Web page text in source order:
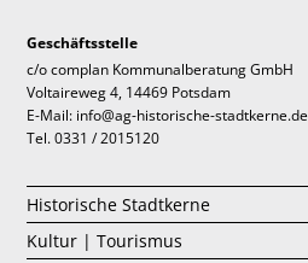
Geschäftsstelle
c/o complan Kommunalberatung GmbH
Voltaireweg 4, 14469 Potsdam
E-Mail: info@ag-historische-stadtkerne.de
Tel. 0331 / 2015120
Historische Stadtkerne
Kultur | Tourismus